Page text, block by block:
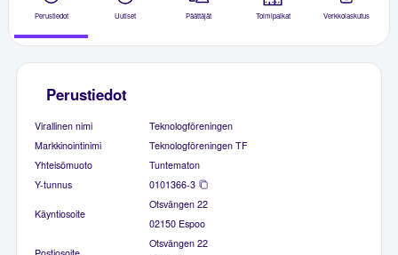
Perustiedot Uutiset Päättäjät Toimipaikat Verkkolaskutus
Perustiedot
Virallinen nimi
Teknologföreningen
Markkinointinimi
Teknologföreningen TF
Yhteisömuoto
Tuntematon
Y-tunnus
0101366-3
Käyntiosoite
Otsvängen 22
02150 Espoo
Otsvängen 22